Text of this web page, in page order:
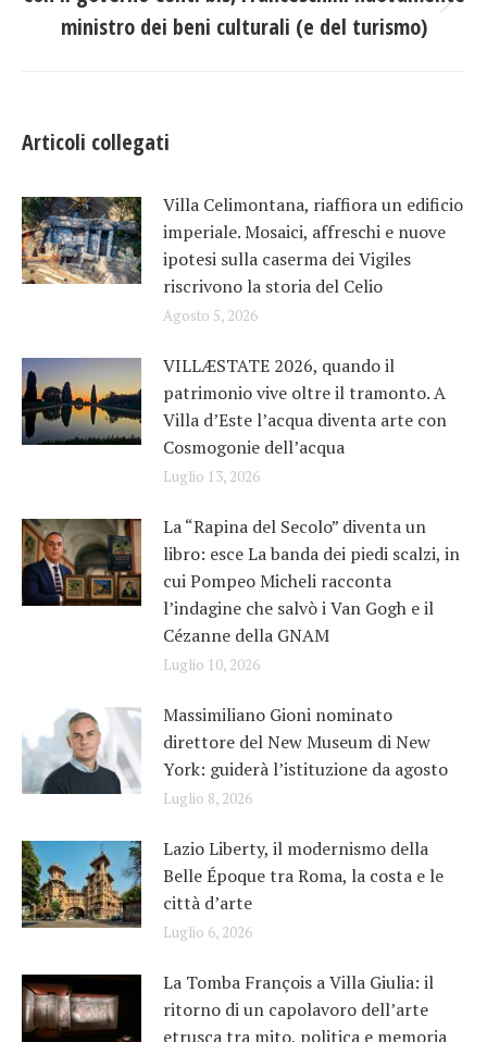
Prossimo
post:
ministro dei beni culturali (e del turismo)
Articoli collegati
Villa Celimontana, riaffiora un edificio
imperiale. Mosaici, affreschi e nuove
ipotesi sulla caserma dei Vigiles
riscrivono la storia del Celio
Agosto 5, 2026
VILLÆSTATE 2026, quando il
patrimonio vive oltre il tramonto. A
Villa d’Este l’acqua diventa arte con
Cosmogonie dell’acqua
Luglio 13, 2026
La “Rapina del Secolo” diventa un
libro: esce La banda dei piedi scalzi, in
cui Pompeo Micheli racconta
l’indagine che salvò i Van Gogh e il
Cézanne della GNAM
Luglio 10, 2026
Massimiliano Gioni nominato
direttore del New Museum di New
York: guiderà l’istituzione da agosto
Luglio 8, 2026
Lazio Liberty, il modernismo della
Belle Époque tra Roma, la costa e le
città d’arte
Luglio 6, 2026
La Tomba François a Villa Giulia: il
ritorno di un capolavoro dell’arte
etrusca tra mito, politica e memoria